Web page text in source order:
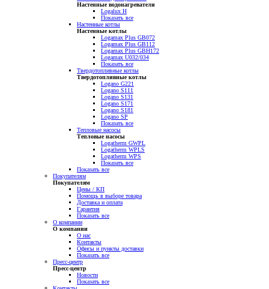
Настенные водонагреватели
Logalux H
Показать все
Настенные котлы
Настенные котлы
Logamax Plus GB072
Logamax Plus GB112
Logamax Plus GBH172
Logamax U032/034
Показать все
Твердотопливные котлы
Твердотопливные котлы
Logano G221
Logano S111
Logano S131
Logano S171
Logano S181
Logano SP
Показать все
Тепловые насосы
Тепловые насосы
Logatherm GWPL
Logatherm WPLS
Logatherm WPS
Показать все
Показать все
Покупателям
Покупателям
Цены / КП
Помощь в выборе товара
Доставка и оплата
Гарантия
Показать все
О компании
О компании
О нас
Контакты
Офисы и пункты доставки
Показать все
Пресс-центр
Пресс-центр
Новости
Показать все